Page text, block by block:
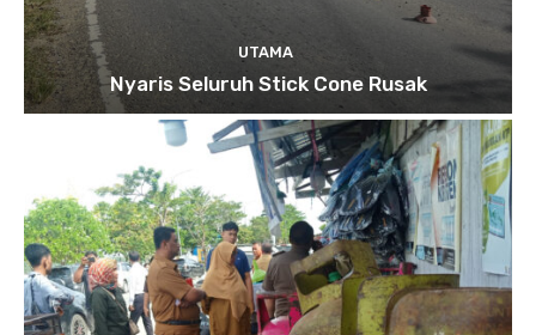
UTAMA
Nyaris Seluruh Stick Cone Rusak